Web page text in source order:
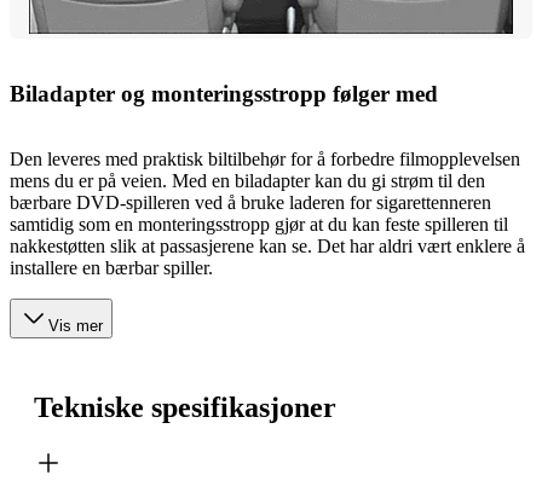
Biladapter og monteringsstropp følger med
Den leveres med praktisk biltilbehør for å forbedre filmopplevelsen
mens du er på veien. Med en biladapter kan du gi strøm til den
bærbare DVD-spilleren ved å bruke laderen for sigarettenneren
samtidig som en monteringsstropp gjør at du kan feste spilleren til
nakkestøtten slik at passasjerene kan se. Det har aldri vært enklere å
installere en bærbar spiller.
Vis mer
Tekniske spesifikasjoner